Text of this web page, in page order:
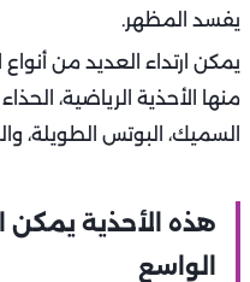
يفسد المظهر.
يمكن ارتداء العديد من أنواع
منها الأحذية الرياضية،
السميك، البوتس الطويلة،
هذه الأحذية يمكن
الواسع